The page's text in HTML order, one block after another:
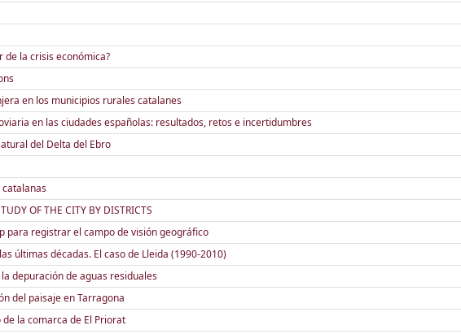
la crisis económica?
en los municipios rurales catalanes
en las ciudades españolas: resultados, retos e incertidumbres
del Delta del Ebro
OF THE CITY BY DISTRICTS
para registrar el campo de visión geográfico
últimas décadas. El caso de Lleida (1990-2010)
depuración de aguas residuales
del paisaje en Tarragona
la comarca de El Priorat